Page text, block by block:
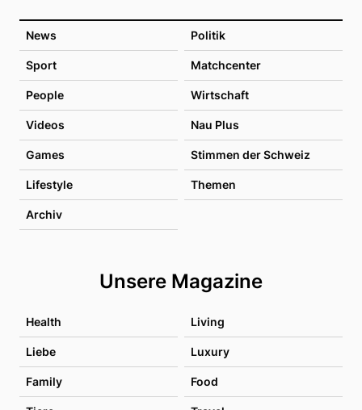
News Politik
Sport Matchcenter
People Wirtschaft
Videos Nau Plus
Games Stimmen der Schweiz
Lifestyle Themen
Archiv
Unsere Magazine
Health Living
Liebe Luxury
Family Food